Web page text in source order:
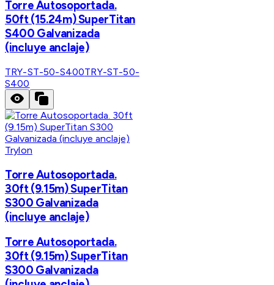
Torre Autosoportada.
50ft (15.24m) SuperTitan
S400 Galvanizada
(incluye anclaje)
TRY-ST-50-S400TRY-ST-50-
S400
Trylon
Torre Autosoportada.
30ft (9.15m) SuperTitan
S300 Galvanizada
(incluye anclaje)
Torre Autosoportada.
30ft (9.15m) SuperTitan
S300 Galvanizada